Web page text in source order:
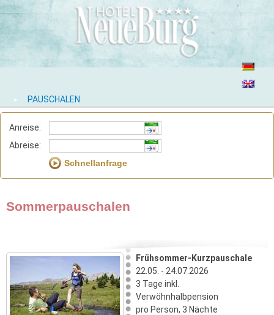
PAUSCHALEN
Anreise:
Abreise:
Sommerpauschalen
Frühsommer-Kurzpauschale
22.05. - 24.07.2026
3 Tage inkl.
Verwöhnhalbpension
pro Person, 3 Nächte